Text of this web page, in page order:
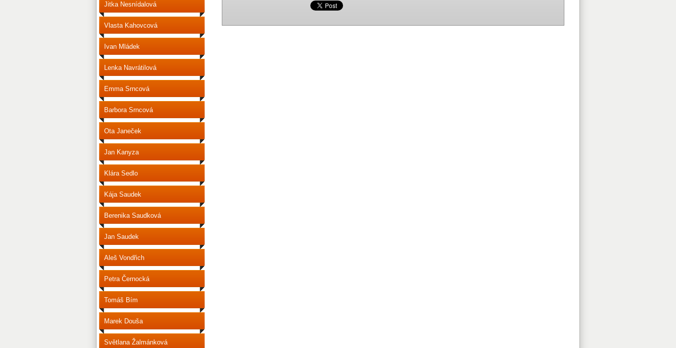
Jitka Nesnídalová
Vlasta Kahovcová
Ivan Mládek
Lenka Navrátilová
Emma Srncová
Barbora Srncová
Ota Janeček
Jan Kanyza
Klára Sedlo
Kája Saudek
Berenika Saudková
Jan Saudek
Aleš Vondřich
Petra Černocká
Tomáš Bím
Marek Douša
Světlana Žalmánková